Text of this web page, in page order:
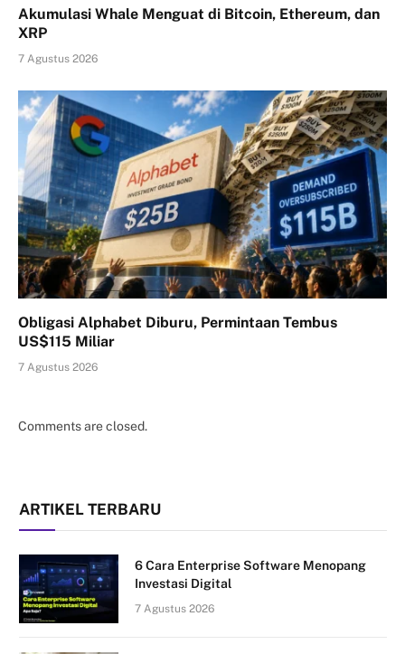
Akumulasi Whale Menguat di Bitcoin, Ethereum, dan
XRP
7 Agustus 2026
Obligasi Alphabet Diburu, Permintaan Tembus
US$115 Miliar
7 Agustus 2026
Comments are closed.
ARTIKEL TERBARU
6 Cara Enterprise Software Menopang
Investasi Digital
7 Agustus 2026